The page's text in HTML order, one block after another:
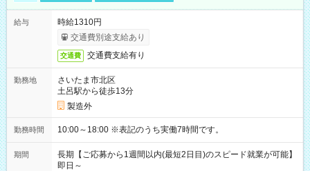
給与
時給1310円
交通費別途支給あり
交通費 交通費支給有り
勤務地
さいたま市北区
土呂駅から徒歩13分
製造外
勤務時間 10:00～18:00 ※表記のうち実働7時間です。
期間
長期【ご応募から1週間以内(最短2日目)のスピード就業が可能】
即日～